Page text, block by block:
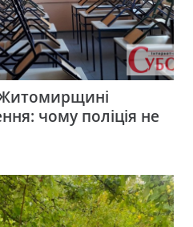
Житомирщині
чому поліція не